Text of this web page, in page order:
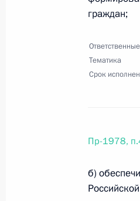
1 сентября
31
25
граждан;
Ответственные
Тематика
Срок
Пр-1978,
б)